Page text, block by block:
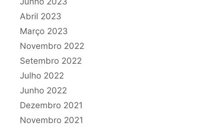
Abril 2023
Março 2023
Novembro 2022
Setembro 2022
Julho 2022
Junho 2022
Dezembro 2021
Novembro 2021